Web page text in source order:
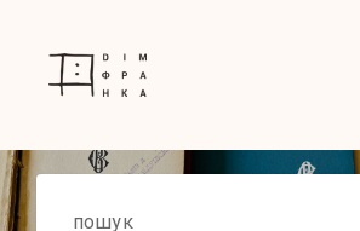
пошук